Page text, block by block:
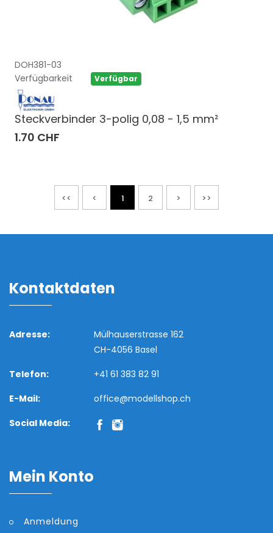
DOH381-03
Verfügbarkeit
Verfügbar
Steckverbinder 3-polig 0,08 - 1,5 mm²
1.70 CHF
<< < 1 2 > >>
Kontaktdaten
Adresse:
Mülhauserstrasse 162
CH-4056 Basel
Telefon:
+41 61 383 82 91
E-Mail:
office@modellshop.ch
Social Media:
Mein Konto
Anmeldung